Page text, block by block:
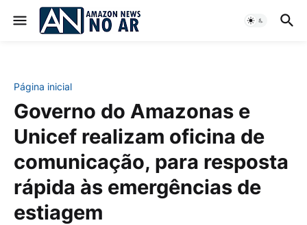
Página inicial
Governo do Amazonas e
Unicef realizam oficina de
comunicação, para resposta
rápida às emergências de
estiagem